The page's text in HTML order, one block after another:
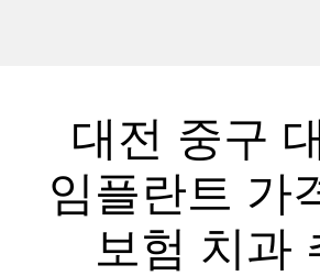
대전 중구
임플란트 가
보험 치과